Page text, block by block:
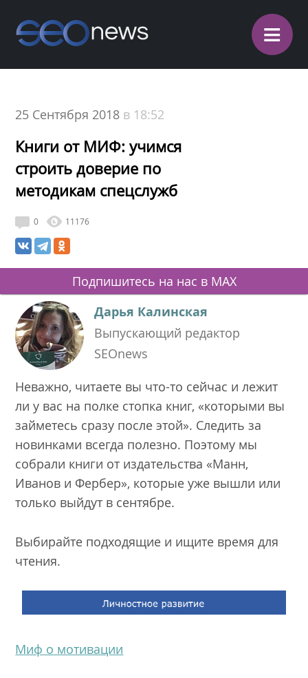
≡
25 Сентября 2018 в 18:52
Книги от МИФ: учимся
строить доверие по
методикам спецслужб
0 11176
Подпишитесь на нас в MAX
Дарья Калинская
Выпускающий редактор
SEOnews
Неважно, читаете вы что-то сейчас и лежит
ли у вас на полке стопка книг, «которыми вы
займетесь сразу после этой». Следить за
новинками всегда полезно. Поэтому мы
собрали книги от издательства «Манн,
Иванов и Фербер», которые уже вышли или
только выйдут в сентябре.
Выбирайте подходящие и ищите время для
чтения.
Миф о мотивации